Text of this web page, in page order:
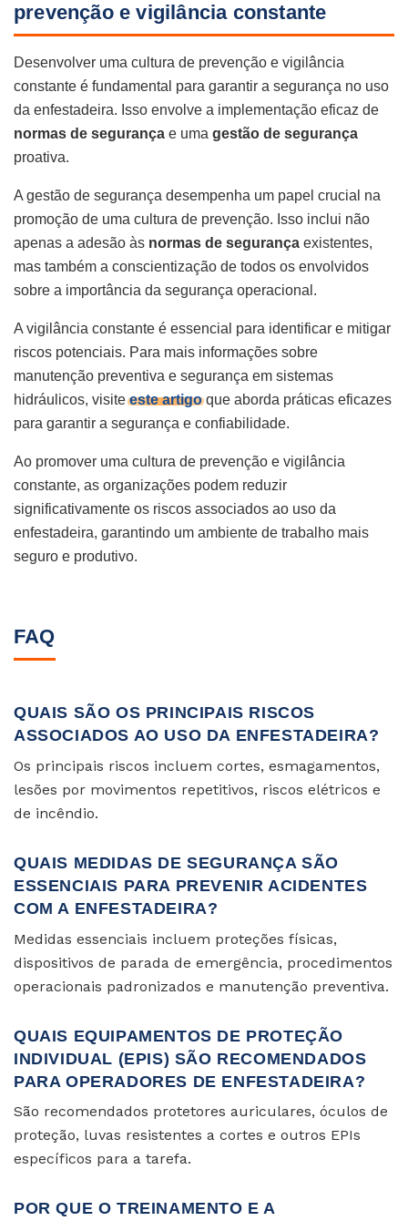
prevenção e vigilância constante
Desenvolver uma cultura de prevenção e vigilância
constante é fundamental para garantir a segurança no uso
da enfestadeira. Isso envolve a implementação eficaz de
normas de segurança e uma gestão de segurança
proativa.
A gestão de segurança desempenha um papel crucial na
promoção de uma cultura de prevenção. Isso inclui não
apenas a adesão às normas de segurança existentes,
mas também a conscientização de todos os envolvidos
sobre a importância da segurança operacional.
A vigilância constante é essencial para identificar e mitigar
riscos potenciais. Para mais informações sobre
manutenção preventiva e segurança em sistemas
hidráulicos, visiteeste artigoque aborda práticas eficazes
para garantir a segurança e confiabilidade.
Ao promover uma cultura de prevenção e vigilância
constante, as organizações podem reduzir
significativamente os riscos associados ao uso da
enfestadeira, garantindo um ambiente de trabalho mais
seguro e produtivo.
FAQ
QUAIS SÃO OS PRINCIPAIS RISCOS
ASSOCIADOS AO USO DA ENFESTADEIRA?
Os principais riscos incluem cortes, esmagamentos,
lesões por movimentos repetitivos, riscos elétricos e
de incêndio.
QUAIS MEDIDAS DE SEGURANÇA SÃO
ESSENCIAIS PARA PREVENIR ACIDENTES
COM A ENFESTADEIRA?
Medidas essenciais incluem proteções físicas,
dispositivos de parada de emergência, procedimentos
operacionais padronizados e manutenção preventiva.
QUAIS EQUIPAMENTOS DE PROTEÇÃO
INDIVIDUAL (EPIS) SÃO RECOMENDADOS
PARA OPERADORES DE ENFESTADEIRA?
São recomendados protetores auriculares, óculos de
proteção, luvas resistentes a cortes e outros EPIs
específicos para a tarefa.
POR QUE O TREINAMENTO E A